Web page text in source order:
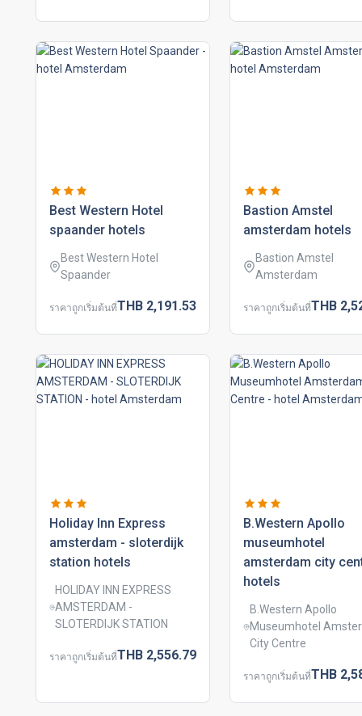
best western hotel
spaander hotels
Best Western Hotel
Spaander
ราคาถูกเริ่มต้นที่THB 2,191.53
bastion amstel
amsterdam hotels
Bastion Amstel
Amsterdam
ราคาถูกเริ่มต้นที่THB
holiday inn express
amsterdam - sloterdijk
station hotels
HOLIDAY INN EXPRESS
AMSTERDAM -
SLOTERDIJK STATION
ราคาถูกเริ่มต้นที่THB 2,556.79
b.western apollo
museumhotel
amsterdam city
hotels
B.Western Apollo
Museumhotel
City Centre
ราคาถูกเริ่มต้นที่THB